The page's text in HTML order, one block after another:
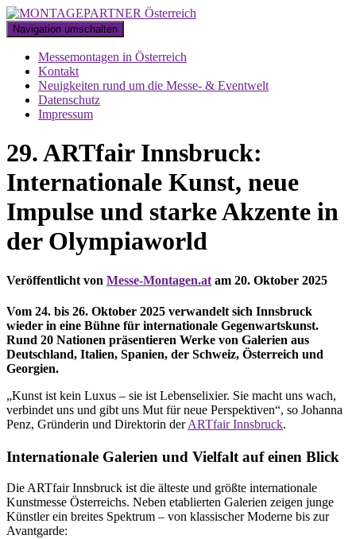
Navigation umschalten
Messemontagen in Österreich
Kontakt
Neuigkeiten rund um die Messe- & Eventwelt
Datenschutz
Impressum
29. ARTfair Innsbruck:
Internationale Kunst, neue
Impulse und starke Akzente in
der Olympiaworld
Veröffentlicht von Messe-Montagen.at am 20. Oktober 2025
Vom 24. bis 26. Oktober 2025 verwandelt sich Innsbruck
wieder in eine Bühne für internationale Gegenwartskunst.
Rund 20 Nationen präsentieren Werke von Galerien aus
Deutschland, Italien, Spanien, der Schweiz, Österreich und
Georgien.
„Kunst ist kein Luxus – sie ist Lebenselixier. Sie macht uns wach,
verbindet uns und gibt uns Mut für neue Perspektiven“, so Johanna
Penz, Gründerin und Direktorin derARTfair Innsbruck.
Internationale Galerien und Vielfalt auf einen Blick
Die ARTfair Innsbruck ist die älteste und größte internationale
Kunstmesse Österreichs. Neben etablierten Galerien zeigen junge
Künstler ein breites Spektrum – von klassischer Moderne bis zur
Avantgarde: